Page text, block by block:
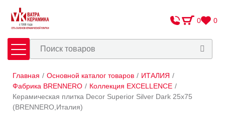
0 0
Плитка Сантехника
Оплата и доставка
Главная / Основной каталог товаров / ИТАЛИЯ /
Фабрика BRENNERO / Коллекция EXCELLENCE /
Керамическая плитка Decor Superior Silver Dark 25x75
(BRENNERO,Италия)